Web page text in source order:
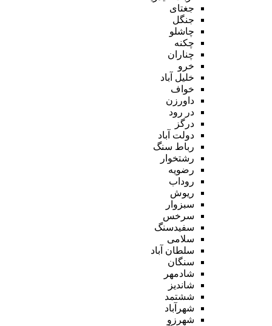
جغتای
جنگل
چاشلو
چکنه
چناران
خرو
خلیل آباد
خواف
داورزن
در رود
درگز
دولت آباد
رباط سنگ
رشتخوار
رضویه
روداب
ریوش
سبزوار
سرخس
سفیدسنگ
سلامی
سلطان آباد
سنگان
شادمهر
شاندیز
ششتمد
شهرآباد
شهرزو